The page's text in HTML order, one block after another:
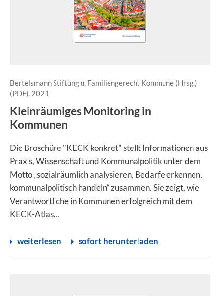
Bertelsmann Stiftung u. Familiengerecht Kommune (Hrsg.)
(PDF), 2021
Kleinräumiges Monitoring in
Kommunen
Die Broschüre "KECK konkret" stellt Informationen aus
Praxis, Wissenschaft und Kommunalpolitik unter dem
Motto „sozialräumlich analysieren, Bedarfe erkennen,
kommunalpolitisch handeln“ zusammen. Sie zeigt, wie
Verantwortliche in Kommunen erfolgreich mit dem
KECK-Atlas...
weiterlesen sofort herunterladen